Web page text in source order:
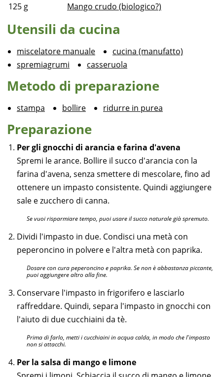
125 g Mango crudo (biologico?)
Utensili da cucina
miscelatore manuale
cucina (manufatto)
spremiagrumi
casseruola
Metodo di preparazione
stampa bollire ridurre in purea
Preparazione
Per gli gnocchi di arancia e farina d'avena
Spremi le arance. Bollire il succo d'arancia con la
farina d'avena, senza smettere di mescolare, fino ad
ottenere un impasto consistente. Quindi aggiungere
sale e zucchero di canna.
Se vuoi risparmiare tempo, puoi usare il succo naturale già spremuto.
Dividi l'impasto in due. Condisci una metà con
peperoncino in polvere e l'altra metà con paprika.
Dosare con cura peperoncino e paprika. Se non è abbastanza piccante,
puoi aggiungere altro alla fine.
Conservare l'impasto in frigorifero e lasciarlo
raffreddare. Quindi, separa l'impasto in gnocchi con
l'aiuto di due cucchiaini da tè.
Prima di farlo, metti i cucchiaini in acqua calda, in modo che l'impasto
non si attacchi.
Per la salsa di mango e limone